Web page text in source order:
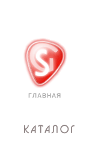
ГЛАВНАЯ